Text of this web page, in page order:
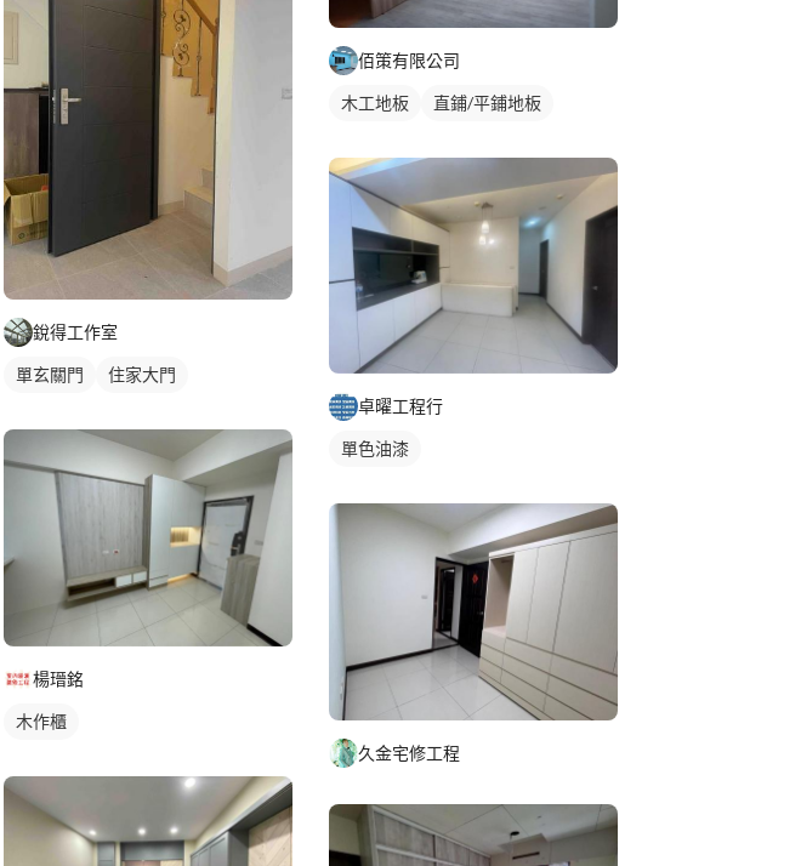
銳得工作室
單玄關門 住家大門
楊瑨銘
木作櫃
佰策有限公司
木工地板 直鋪/平鋪地板
卓曜工程行
單色油漆
久金宅修工程